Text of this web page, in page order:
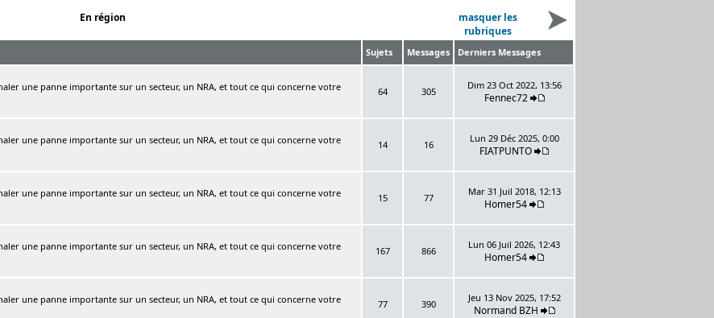
En région
masquer les
rubriques
Sujets Messages Derniers Messages
une panne importante sur un secteur, un NRA, et tout ce qui concerne votre
64 305
Dim 23 Oct 2022, 13:56
Fennec72
une panne importante sur un secteur, un NRA, et tout ce qui concerne votre
14 16
Lun 29 Déc 2025, 0:00
FIATPUNTO
une panne importante sur un secteur, un NRA, et tout ce qui concerne votre
15 77
Mar 31 Juil 2018, 12:13
Homer54
une panne importante sur un secteur, un NRA, et tout ce qui concerne votre
167 866
Lun 06 Juil 2026, 12:43
Homer54
une panne importante sur un secteur, un NRA, et tout ce qui concerne votre
77 390
Jeu 13 Nov 2025, 17:52
Normand BZH